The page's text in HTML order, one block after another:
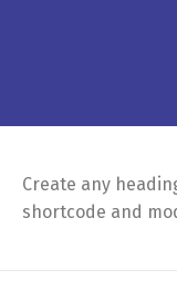
Create any
shortcode and